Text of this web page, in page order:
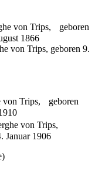
von Trips, geboren
1866
von Trips, geboren 9.
von Trips, geboren
von Trips,
Januar 1906